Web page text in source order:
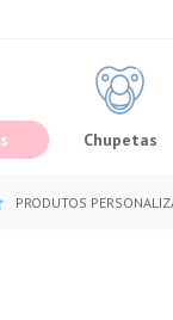
Chupetas
PRODUTOS